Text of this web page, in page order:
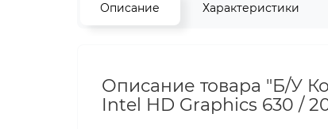
Описание Характеристики
Описание товара "Б/У
Intel HD Graphics 630 /